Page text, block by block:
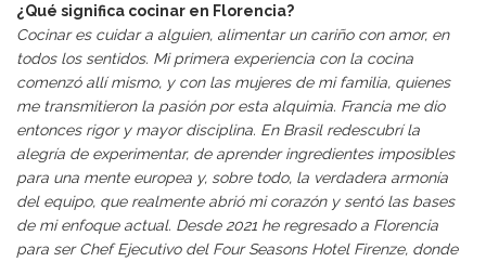
¿Qué significa cocinar en Florencia?
Cocinar es cuidar a alguien, alimentar un cariño con amor, en
todos los sentidos. Mi primera experiencia con la cocina
comenzó allí mismo, y con las mujeres de mi familia, quienes
me transmitieron la pasión por esta alquimia. Francia me dio
entonces rigor y mayor disciplina. En Brasil redescubrí la
alegría de experimentar, de aprender ingredientes imposibles
para una mente europea y, sobre todo, la verdadera armonía
del equipo, que realmente abrió mi corazón y sentó las bases
de mi enfoque actual. Desde 2021 he regresado a Florencia
para ser Chef Ejecutivo del Four Seasons Hotel Firenze, donde